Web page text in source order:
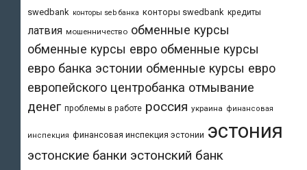
swedbank конторы seb банка конторы swedbank кредиты
латвия мошенничество обменные курсы
обменные курсы евро обменные курсы
евро банка эстонии обменные курсы евро
европейского центробанка отмывание
денег проблемы в работе россия украина финансовая
инспекция финансовая инспекция эстонии эстония
эстонские банки эстонский банк